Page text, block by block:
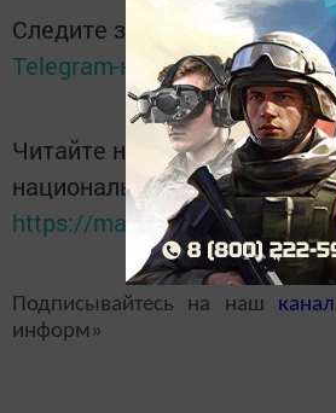
Следите за самым важным
Telegram-каналеТатмедиа
Читайте новости
национальном
https://max.ru/tatmedia
Подписывайтесь на наш канал
информ»